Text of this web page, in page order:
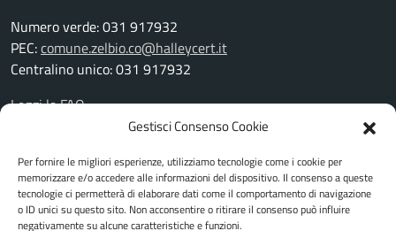
Gestisci Consenso Cookie
Per fornire le migliori esperienze, utilizziamo tecnologie come i cookie per
memorizzare e/o accedere alle informazioni del dispositivo. Il consenso a queste
tecnologie ci permetterà di elaborare dati come il comportamento di navigazione
o ID unici su questo sito. Non acconsentire o ritirare il consenso può influire
negativamente su alcune caratteristiche e funzioni.
Numero verde: 031 917932
PEC:comune.zelbio.co@halleycert.it
Centralino unico: 031 917932
Leggi le FAQ
Prenotazione appuntamento
Richiesta assistenza
Amministrazione trasparente
Albo pretorio